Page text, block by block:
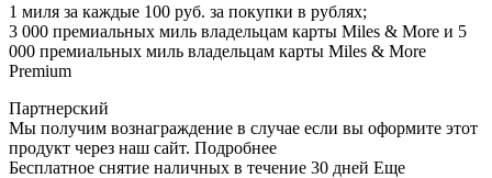
1 миля за каждые 100 руб. за покупки в рублях;
3 000 премиальных миль владельцам карты Miles & More и 5
000 премиальных миль владельцам карты Miles & More
Premium
Партнерский
Мы получим вознаграждение в случае если вы оформите этот
продукт через наш сайт. Подробнее
Бесплатное снятие наличных в течение 30 дней Еще